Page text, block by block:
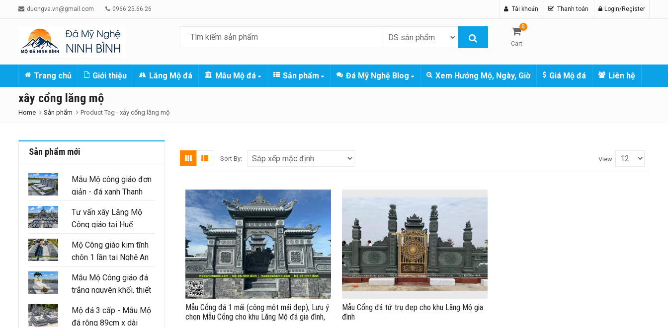
duongva.vn@gmail.com 0966.25.66.26 Tài khoản Thanh toán Login/Register
0
Cart
Trang chủ Giới thiệu Lăng Mộ đá Mẫu Mộ đá Sản phẩm Đá Mỹ Nghệ Blog Xem Hướng Mộ, Ngày, Giờ Giá Mộ đá Liên hệ
xây cổng lăng mộ
Home Sản phẩm Product Tag - xây cổng lăng mộ
Sort By: View:
Mẫu Cổng đá 1 mái (công một mái đẹp), Lưu ý
chọn Mẫu Cổng cho khu Lăng Mộ đá gia đình,
Mẫu Cổng đá tứ trụ đẹp cho khu Lăng Mộ gia
đình
Sản phẩm mới
Mẫu Mộ công giáo đơn
giản - đá xanh Thanh
Tư vấn xây Lăng Mộ
Công giáo tại Huế
Mộ Công giáo kim tĩnh
chôn 1 lần tại Nghệ An
Mẫu Mộ Công giáo đá
trắng nguyên khối, thiết
Mộ đá 3 cấp - Mẫu Mộ
đá rộng 89cm x dài